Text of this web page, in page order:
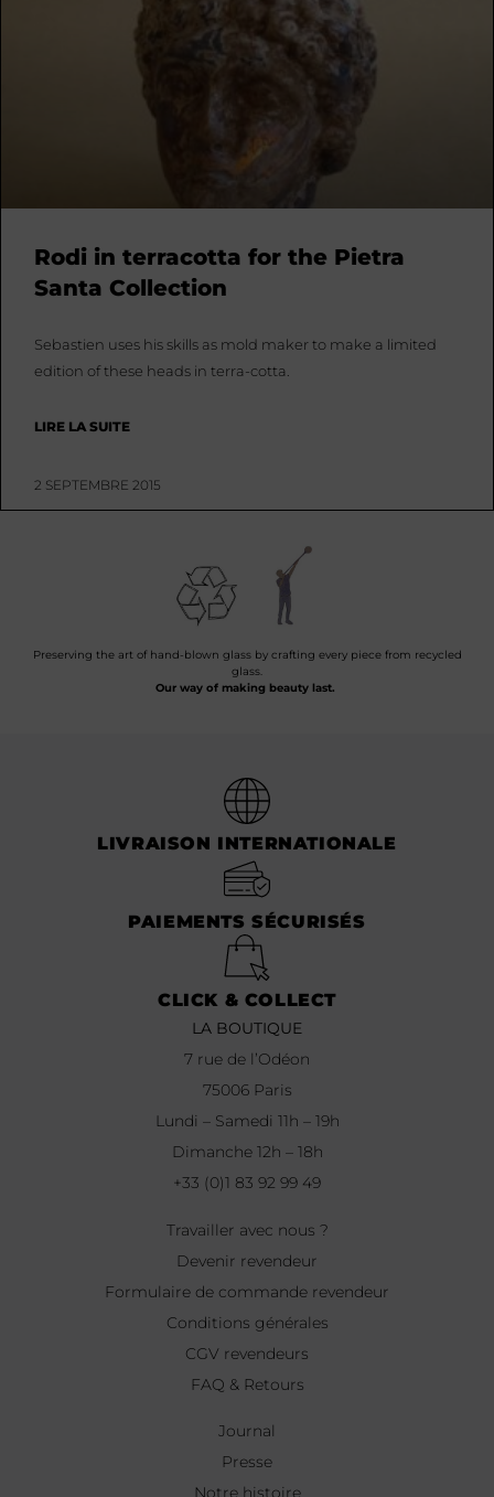
Rodi in terracotta for the Pietra
Santa Collection
Sebastien uses his skills as mold maker to make a limited
edition of these heads in terra-cotta.
LIRE LA SUITE
2 SEPTEMBRE 2015
Preserving the art of hand-blown glass by crafting every piece from recycled
glass.
Our way of making beauty last.
LIVRAISON INTERNATIONALE
PAIEMENTS SÉCURISÉS
CLICK & COLLECT
LA BOUTIQUE
7 rue de l’Odéon
75006 Paris
Lundi – Samedi 11h – 19h
Dimanche 12h – 18h
+33 (0)1 83 92 99 49
Travailler avec nous ?
Devenir revendeur
Formulaire de commande revendeur
Conditions générales
CGV revendeurs
FAQ & Retours
Journal
Presse
Notre histoire